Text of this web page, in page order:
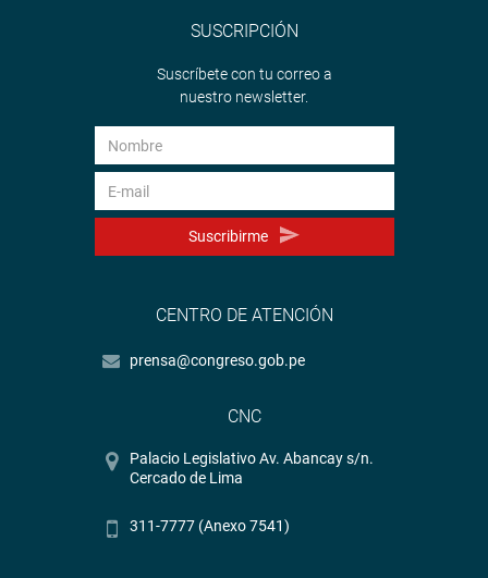
SUSCRIPCIÓN
Suscríbete con tu correo a
nuestro newsletter.
Suscribirme
CENTRO DE ATENCIÓN
prensa@congreso.gob.pe
CNC
Palacio Legislativo Av. Abancay s/n.
Cercado de Lima
311-7777 (Anexo 7541)